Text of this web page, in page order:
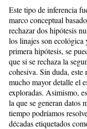
Este tipo de inferencia
marco conceptual
rechazar dos hipó­te­sis
los linajes son ecológica
primera hipótesis, se
que si se rechaza la
cohesiva. Sin duda, este
mucho mayor detalle el
ex­plo­radas. Asimismo,
la que se generan datos
tiempo podríamos
déca­das etiquetados